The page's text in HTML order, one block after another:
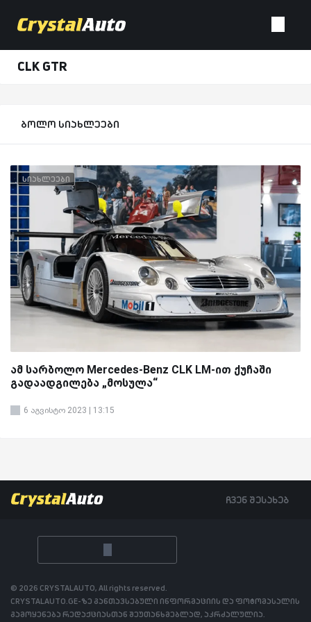
CLK GTR
ბოლო სიახლეები
სიახლეები
ამ სარბოლო Mercedes-Benz CLK LM-ით ქუჩაში
გადაადგილება „მოსულა“
6 აგვისტო 2023 | 13:15
ჩვენ შესახებ
© 2026 CRYSTALAUTO, All rights reserved.
CRYSTALAUTO.GE-ზე განთავსებული ინფორმაციის და ფოტომასალის
გამოყენება რედაქციასთან შეუთანხმებლად, აკრძალულია.